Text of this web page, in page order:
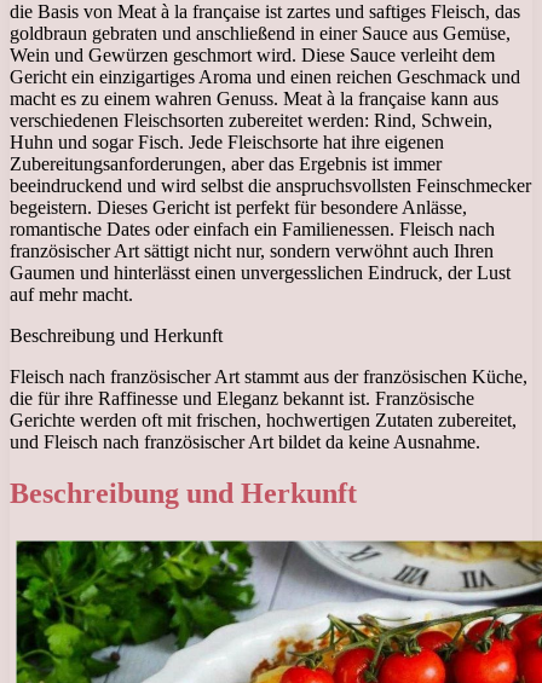
die Basis von Meat à la française ist zartes und saftiges Fleisch, das
goldbraun gebraten und anschließend in einer Sauce aus Gemüse,
Wein und Gewürzen geschmort wird. Diese Sauce verleiht dem
Gericht ein einzigartiges Aroma und einen reichen Geschmack und
macht es zu einem wahren Genuss. Meat à la française kann aus
verschiedenen Fleischsorten zubereitet werden: Rind, Schwein,
Huhn und sogar Fisch. Jede Fleischsorte hat ihre eigenen
Zubereitungsanforderungen, aber das Ergebnis ist immer
beeindruckend und wird selbst die anspruchsvollsten Feinschmecker
begeistern. Dieses Gericht ist perfekt für besondere Anlässe,
romantische Dates oder einfach ein Familienessen. Fleisch nach
französischer Art sättigt nicht nur, sondern verwöhnt auch Ihren
Gaumen und hinterlässt einen unvergesslichen Eindruck, der Lust
auf mehr macht.
Beschreibung und Herkunft
Fleisch nach französischer Art stammt aus der französischen Küche,
die für ihre Raffinesse und Eleganz bekannt ist. Französische
Gerichte werden oft mit frischen, hochwertigen Zutaten zubereitet,
und Fleisch nach französischer Art bildet da keine Ausnahme.
Beschreibung und Herkunft